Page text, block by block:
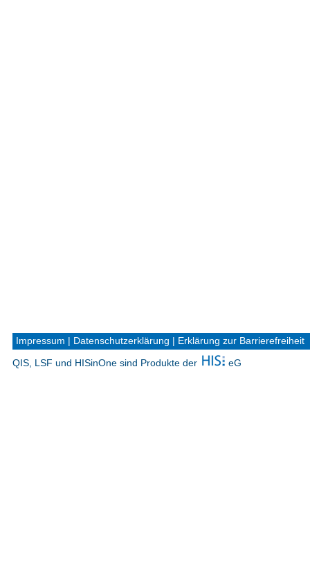
Impressum Datenschutzerklärung Erklärung zur Barrierefreiheit
QIS, LSF und HISinOne sind Produkte der eG